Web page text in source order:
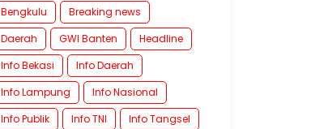
Bengkulu
Breaking news
Daerah
GWI Banten
Headline
Info Bekasi
Info Daerah
Info Lampung
Info Nasional
Info Publik
Info TNI
Info Tangsel